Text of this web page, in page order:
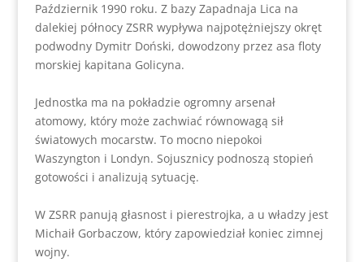
Październik 1990 roku. Z bazy Zapadnaja Lica na
dalekiej północy ZSRR wypływa najpotężniejszy okręt
podwodny Dymitr Doński, dowodzony przez asa floty
morskiej kapitana Golicyna.
Jednostka ma na pokładzie ogromny arsenał
atomowy, który może zachwiać równowagą sił
światowych mocarstw. To mocno niepokoi
Waszyngton i Londyn. Sojusznicy podnoszą stopień
gotowości i analizują sytuację.
W ZSRR panują głasnost i pierestrojka, a u władzy jest
Michaił Gorbaczow, który zapowiedział koniec zimnej
wojny.